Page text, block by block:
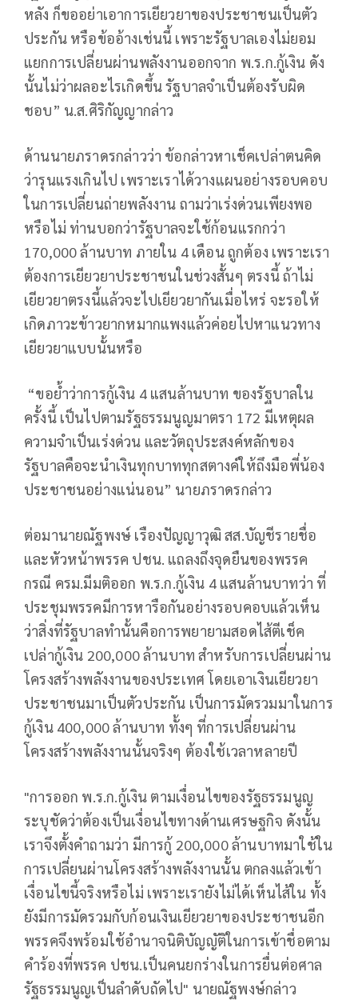
หลัง ก็ขออย่าเอาการเยียวยาของประชาชนเป็นตัว
ประกัน หรือข้ออ้างเช่นนี้ เพราะรัฐบาลเองไม่ยอม
แยกการเปลี่ยนผ่านพลังงานออกจาก พ.ร.ก.กู้เงิน ดัง
นั้นไม่ว่าผลอะไรเกิดขึ้น รัฐบาลจำเป็นต้องรับผิด
ชอบ” น.ส.ศิริกัญญากล่าว
ด้านนายภราดรกล่าวว่า ข้อกล่าวหาเช็คเปล่าตนคิด
ว่ารุนแรงเกินไป เพราะเราได้วางแผนอย่างรอบคอบ
ในการเปลี่ยนถ่ายพลังงาน ถามว่าเร่งด่วนเพียงพอ
หรือไม่ ท่านบอกว่ารัฐบาลจะใช้ก้อนแรกกว่า
170,000 ล้านบาท ภายใน 4 เดือน ถูกต้อง เพราะเรา
ต้องการเยียวยาประชาชนในช่วงสั้นๆ ตรงนี้ ถ้าไม่
เยียวยาตรงนี้แล้วจะไปเยียวยากันเมื่อไหร่ จะรอให้
เกิดภาวะข้าวยากหมากแพงแล้วค่อยไปหาแนวทาง
เยียวยาแบบนั้นหรือ
“ขอย้ำว่าการกู้เงิน 4 แสนล้านบาท ของรัฐบาลใน
ครั้งนี้ เป็นไปตามรัฐธรรมนูญมาตรา 172 มีเหตุผล
ความจำเป็นเร่งด่วน และวัตถุประสงค์หลักของ
รัฐบาลคือจะนำเงินทุกบาททุกสตางค์ให้ถึงมือพี่น้อง
ประชาชนอย่างแน่นอน” นายภราดรกล่าว
ต่อมานายณัฐพงษ์ เรืองปัญญาวุฒิ สส.บัญชีรายชื่อ
และหัวหน้าพรรค ปชน. แถลงถึงจุดยืนของพรรค
กรณี ครม.มีมติออก พ.ร.ก.กู้เงิน 4 แสนล้านบาทว่า ที่
ประชุมพรรคมีการหารือกันอย่างรอบคอบแล้วเห็น
ว่าสิ่งที่รัฐบาลทำนั้นคือการพยายามสอดไส้ตีเช็ค
เปล่ากู้เงิน 200,000 ล้านบาท สำหรับการเปลี่ยนผ่าน
โครงสร้างพลังงานของประเทศ โดยเอาเงินเยียวยา
ประชาชนมาเป็นตัวประกัน เป็นการมัดรวมมาในการ
กู้เงิน 400,000 ล้านบาท ทั้งๆ ที่การเปลี่ยนผ่าน
โครงสร้างพลังงานนั้นจริงๆ ต้องใช้เวลาหลายปี
"การออก พ.ร.ก.กู้เงิน ตามเงื่อนไขของรัฐธรรมนูญ
ระบุชัดว่าต้องเป็นเงื่อนไขทางด้านเศรษฐกิจ ดังนั้น
เราจึงตั้งคำถามว่า มีการกู้ 200,000 ล้านบาทมาใช้ใน
การเปลี่ยนผ่านโครงสร้างพลังงานนั้น ตกลงแล้วเข้า
เงื่อนไขนี้จริงหรือไม่ เพราะเรายังไม่ได้เห็นไส้ใน ทั้ง
ยังมีการมัดรวมกับก้อนเงินเยียวยาของประชาชนอีก
พรรคจึงพร้อมใช้อำนาจนิติบัญญัติในการเข้าชื่อตาม
คำร้องที่พรรค ปชน.เป็นคนยกร่างในการยื่นต่อศาล
รัฐธรรมนูญเป็นลำดับถัดไป" นายณัฐพงษ์กล่าว